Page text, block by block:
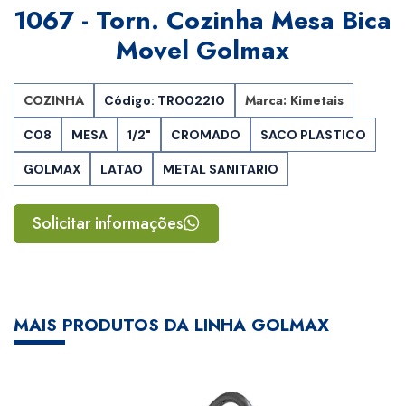
1067 - Torn. Cozinha Mesa Bica
Movel Golmax
COZINHA Código: TR002210 Marca: Kimetais
C08 MESA 1/2" CROMADO SACO PLASTICO
GOLMAX LATAO METAL SANITARIO
Solicitar informações
MAIS PRODUTOS DA LINHA GOLMAX